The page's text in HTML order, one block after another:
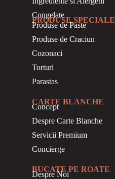
Congelate
PRODUSE SPECIALE
Produse de Paste
Produse de Craciun
Cozonaci
Torturi
Parastas
CARTE BLANCHE
Concept
Despre Carte Blanche
Servicii Premium
Concierge
BUCATE PE ROATE
Despre Noi